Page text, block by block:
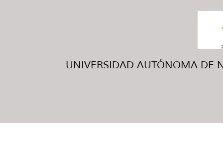
UNIVERSIDAD AUTÓNOMA DE